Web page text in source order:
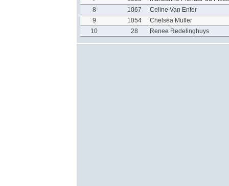
8
1067
Celine Van Enter
9
1054
Chelsea Muller
10
28 Renee Redelinghuys